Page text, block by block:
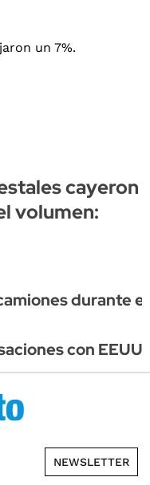
cayeron
volumen:
durante
con
NEWSLETTER